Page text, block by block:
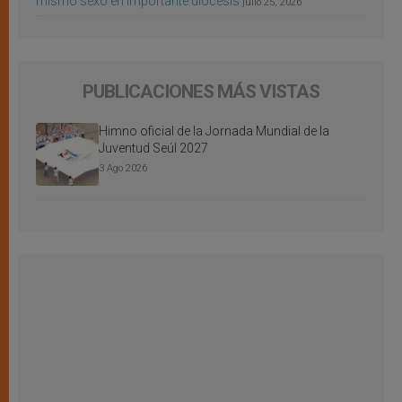
julio 25, 2026
PUBLICACIONES MÁS VISTAS
Himno oficial de la Jornada Mundial de la
Juventud Seúl 2027
3 Ago 2026